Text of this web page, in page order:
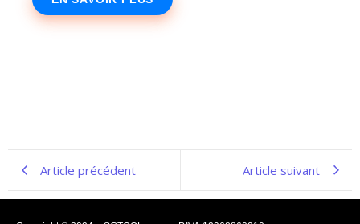
Article précédent Article suivant